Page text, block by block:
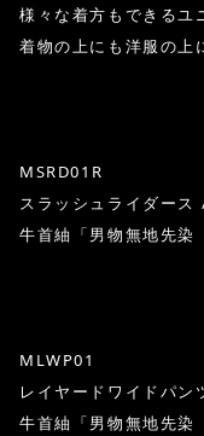
様々な着方もできるユ
着物の上にも洋服の上
MSRD01R
スラッシュライダース
牛首紬「男物無地先染
MLWP01
レイヤードワイドパン
牛首紬「男物無地先染